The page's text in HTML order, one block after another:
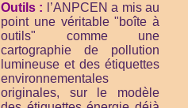
Outils :
l’ANPCEN a mis au
point une véritable "boîte à
outils" comme une
cartographie de pollution
lumineuse et des étiquettes
environnementales
originales, sur le modèle